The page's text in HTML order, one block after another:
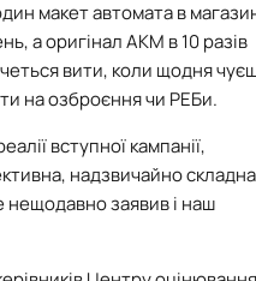
макет автомата в
а оригінал АКМ в 10 разів
вити, коли щодня
на озброєння чи РЕБи.
вступної кампанії,
надзвичайно складна
заявив і наш